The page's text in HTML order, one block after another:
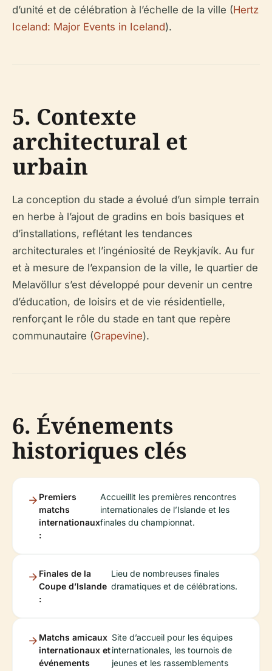
d’unité et de célébration à l’échelle de la ville (Hertz
Iceland: Major Events in Iceland).
5. Contexte
architectural et
urbain
La conception du stade a évolué d’un simple terrain
en herbe à l’ajout de gradins en bois basiques et
d’installations, reflétant les tendances
architecturales et l’ingéniosité de Reykjavík. Au fur
et à mesure de l’expansion de la ville, le quartier de
Melavöllur s’est développé pour devenir un centre
d’éducation, de loisirs et de vie résidentielle,
renforçant le rôle du stade en tant que repère
communautaire (Grapevine).
6. Événements
historiques clés
Premiers
matchs
internationaux
:
Accueillit les premières rencontres
internationales de l’Islande et les
finales du championnat.
Finales de la
Coupe d’Islande
:
Lieu de nombreuses finales
dramatiques et de célébrations.
Matchs amicaux
internationaux et
événements
Site d’accueil pour les équipes
internationales, les tournois de
jeunes et les rassemblements